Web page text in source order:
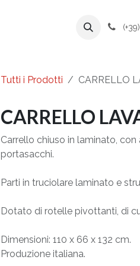
Tutti i Prodotti CARRELLO
CARRELLO
Carrello chiuso in laminato,
portasacchi.
Parti in truciolare laminato e
Dotato di rotelle pivottanti, di
Dimensioni: 110 x 66 x 132 cm.
Produzione italiana.